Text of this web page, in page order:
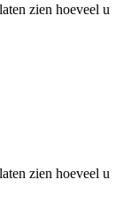
zien hoeveel u
zien hoeveel u